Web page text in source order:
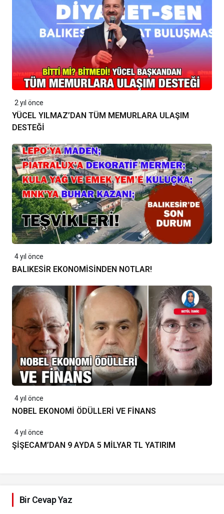
2 yıl önce
YÜCEL YILMAZ’DAN TÜM MEMURLARA ULAŞIM
DESTEĞİ
4 yıl önce
BALIKESİR EKONOMİSİNDEN NOTLAR!
4 yıl önce
NOBEL EKONOMİ ÖDÜLLERİ VE FİNANS
4 yıl önce
ŞİŞECAM’DAN 9 AYDA 5 MİLYAR TL YATIRIM
Bir Cevap Yaz